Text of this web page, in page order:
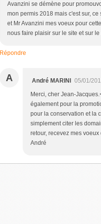
Avanzini se démène pour
mon permis 2018 mais c'est sur,
et Mr Avanzini mes voeux pour
nous faire plaisir sur le site et sur le
Répondre
A André MARINI
05/01/
Merci, cher Jean-
également pour la
pour la conservation et la
simplement citer les
retour, recevez mes
André